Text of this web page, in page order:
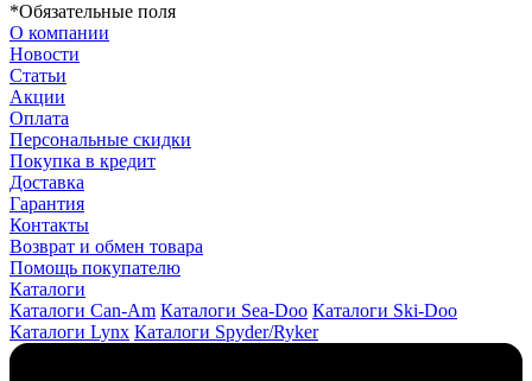
*Обязательные поля
О компании
Новости
Статьи
Акции
Оплата
Персональные скидки
Покупка в кредит
Доставка
Гарантия
Контакты
Возврат и обмен товара
Помощь покупателю
Каталоги
Каталоги Can-Am Каталоги Sea-Doo Каталоги Ski-Doo
Каталоги Lynx Каталоги Spyder/Ryker